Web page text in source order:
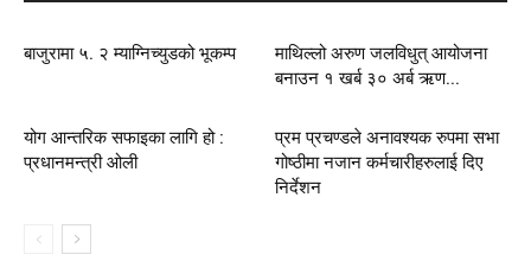
बाजुरामा ५. २ म्याग्निच्युडको भूकम्प
माथिल्लो अरुण जलविधुत् आयोजना
बनाउन १ खर्ब ३० अर्ब ऋण...
योग आन्तरिक सफाइका लागि हो :
प्रधानमन्त्री ओली
प्रम प्रचण्डले अनावश्यक रुपमा सभा
गोष्ठीमा नजान कर्मचारीहरुलाई दिए
निर्देशन